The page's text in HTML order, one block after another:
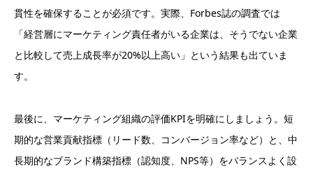
貫性を確保することが必須です。実際、Forbes誌の調査では
「経営層にマーケティング責任者がいる企業は、そうでない企業
と比較して売上成長率が20%以上高い」という結果も出ていま
す。
最後に、マーケティング組織の評価KPIを明確にしましょう。短
期的な営業貢献指標（リード数、コンバージョン率など）と、中
長期的なブランド構築指標（認知度、NPS等）をバランスよく設